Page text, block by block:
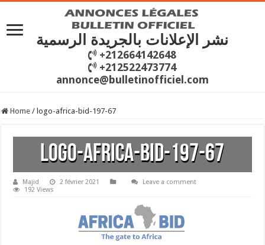
نشر الإعلانات بالجريدة الرسمية
+212664142648
+212522473774
annonce@bulletinofficiel.com
Home / logo-africa-bid-197-67
logo-africa-bid-197-67
Majid 2 février 2021
Leave a comment
192 Views